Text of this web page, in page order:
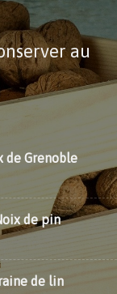
au
de Grenoble
de pin
de lin